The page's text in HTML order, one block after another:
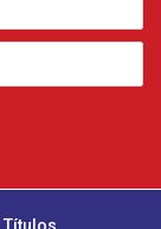
Títulos